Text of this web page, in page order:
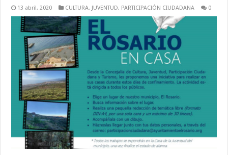
13 abril, 2020 CULTURA, JUVENTUD, PARTICIPACIÓN CIUDADANA 0